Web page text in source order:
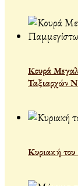
Κουρά
Ταξιαρχών
Κυριακή